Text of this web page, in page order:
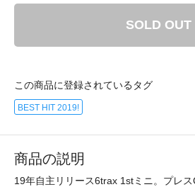
SOLD OUT
この商品に登録されているタグ
BEST HIT 2019!
商品の説明
19年自主リリース6trax 1stミニ。プレ